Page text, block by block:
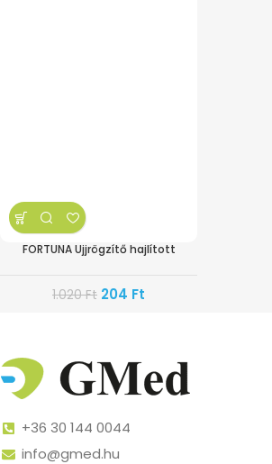
FORTUNA Ujjrögzítő hajlított
1.020Ft 204 Ft
+36 30 144 0044
info@gmed.hu